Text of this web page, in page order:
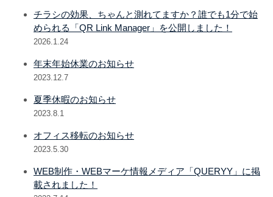
チラシの効果、ちゃんと測れてますか？誰でも1分で始
められる「QR Link Manager」を公開しました！
2026.1.24
年末年始休業のお知らせ
2023.12.7
夏季休暇のお知らせ
2023.8.1
オフィス移転のお知らせ
2023.5.30
WEB制作・WEBマーケ情報メディア「QUERYY」に掲
載されました！